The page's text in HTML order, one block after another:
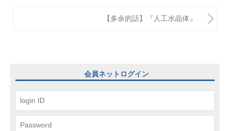
ョ
ン
【多余的話】『人工水晶体』
会員ネットログイン